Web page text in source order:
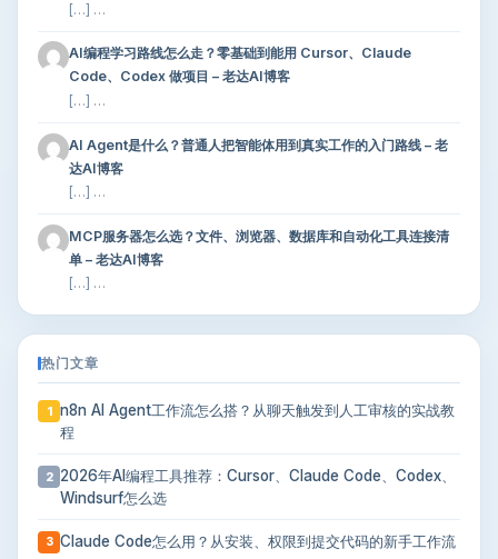
[…] …
AI编程学习路线怎么走？零基础到能用 Cursor、Claude
Code、Codex 做项目 – 老达AI博客
[…] …
AI Agent是什么？普通人把智能体用到真实工作的入门路线 – 老
达AI博客
[…] …
MCP服务器怎么选？文件、浏览器、数据库和自动化工具连接清
单 – 老达AI博客
[…] …
热门文章
1 n8n AI Agent工作流怎么搭？从聊天触发到人工审核的实战教
程
2 2026年AI编程工具推荐：Cursor、Claude Code、Codex、
Windsurf怎么选
3 Claude Code怎么用？从安装、权限到提交代码的新手工作流